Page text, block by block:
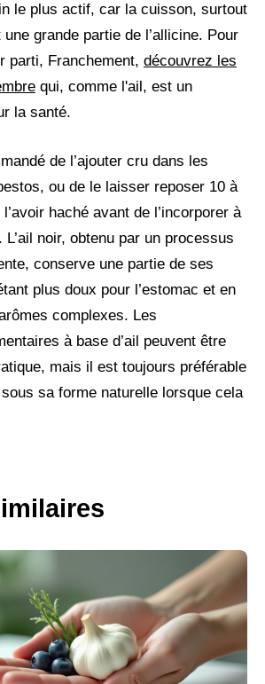
le plus actif, car la cuisson, surtout
grande partie de l’allicine. Pour
parti, Franchement, découvrez les
qui, comme l'ail, est un
la santé.
de l’ajouter cru dans les
ou de le laisser reposer 10 à
haché avant de l’incorporer à
noir, obtenu par un processus
conserve une partie de ses
plus doux pour l’estomac et en
complexes. Les
à base d’ail peuvent être
mais il est toujours préférable
sa forme naturelle lorsque cela